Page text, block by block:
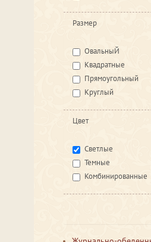
Размер
ОвальныЙ
Квадратные
Прямоугольный
Круглый
Цвет
Светлые
Темные
Комбинированные